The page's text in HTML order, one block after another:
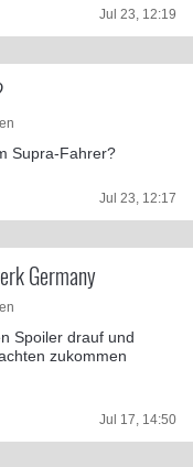
Jul 23, 12:19
Supra-Fahrer?
Jul 23, 12:17
Germany
Spoiler drauf und
zukommen
Jul 17, 14:50